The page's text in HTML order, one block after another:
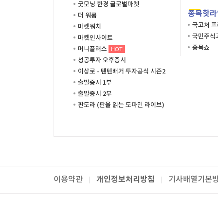
굿모닝 한경 글로벌마켓
더 워룸
마켓워치
마켓인사이트
머니플러스
HOT
성공투자 오후증시
이상로 - 텐텐배거 투자공식 시즌2
출발증시 1부
출발증시 2부
판도라 (판을 읽는 도파민 라이브)
종목핫
국고처
국민주식
종목쇼
이용약관 개인정보처리방침 기사배열기본
패밀리사이트